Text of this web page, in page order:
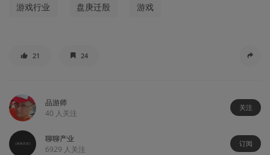
游戏行业 盘庚迁殷 游戏
21 24
品游师
40 人关注
关注
聊聊产业
6929 人关注
订阅